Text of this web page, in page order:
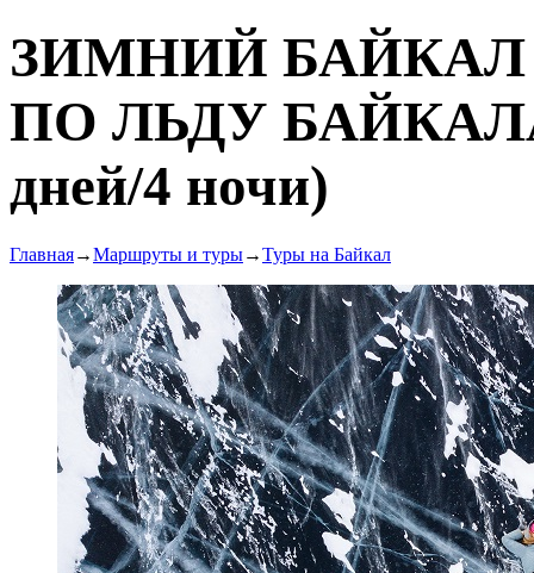
ЗИМНИЙ БАЙКАЛ
ПО ЛЬДУ
дней/4 ночи)
Главная→Маршруты и туры→Туры на Байкал